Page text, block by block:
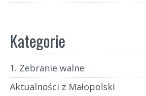
Kategorie
1. Zebranie walne
Aktualności z Małopolski